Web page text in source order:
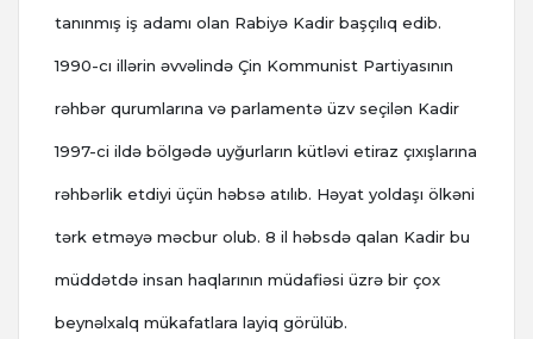
tanınmış iş adamı olan Rabiyə Kadir başçılıq edib.
1990-cı illərin əvvəlində Çin Kommunist Partiyasının
rəhbər qurumlarına və parlamentə üzv seçilən Kadir
1997-ci ildə bölgədə uyğurların kütləvi etiraz çıxışlarına
rəhbərlik etdiyi üçün həbsə atılıb. Həyat yoldaşı ölkəni
tərk etməyə məcbur olub. 8 il həbsdə qalan Kadir bu
müddətdə insan haqlarının müdafiəsi üzrə bir çox
beynəlxalq mükafatlara layiq görülüb.